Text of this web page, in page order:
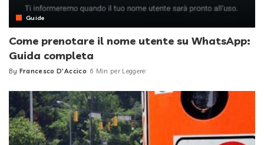
Guide
Come prenotare il nome utente su WhatsApp:
Guida completa
Posted
By Francesco D'Accico 6 Min per Leggere